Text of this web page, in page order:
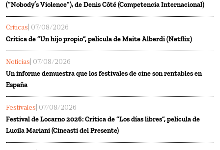
(“Nobody’s Violence”), de Denis Côté (Competencia Internacional)
Críticas | 07/08/2026
Crítica de “Un hijo propio”, película de Maite Alberdi (Netflix)
Noticias | 07/08/2026
Un informe demuestra que los festivales de cine son rentables en
España
Festivales | 07/08/2026
Festival de Locarno 2026: Crítica de “Los días libres”, película de
Lucila Mariani (Cineasti del Presente)